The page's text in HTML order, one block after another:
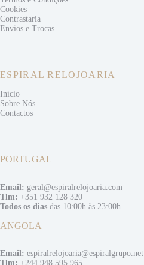
Cookies
Contrastaria
Envios e Trocas
ESPIRAL RELOJOARIA
Início
Sobre Nós
Contactos
PORTUGAL
Email: geral@espiralrelojoaria.com
Tlm: +351 932 128 320
Todos os dias das 10:00h às 23:00h
ANGOLA
Email: espiralrelojoaria@espiralgrupo.net
Tlm: +244 948 595 965